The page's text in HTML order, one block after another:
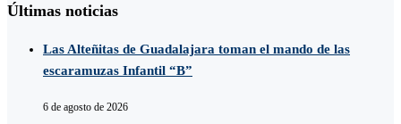
Últimas noticias
Las Alteñitas de Guadalajara toman el mando de las
escaramuzas Infantil “B”
6 de agosto de 2026